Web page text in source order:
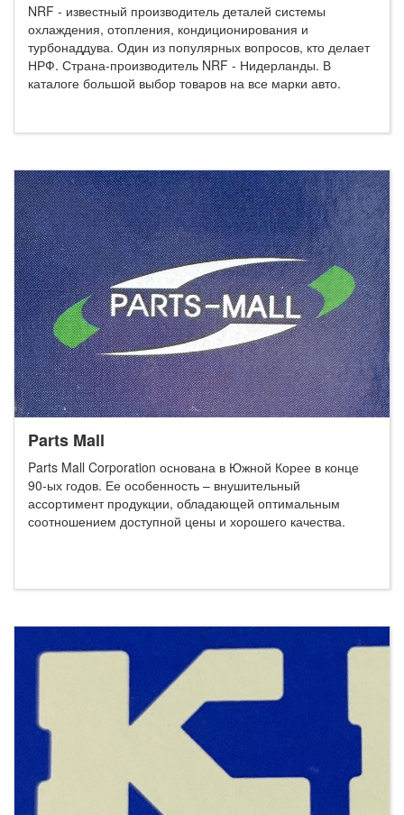
NRF - известный производитель деталей системы
охлаждения, отопления, кондиционирования и
турбонаддува. Один из популярных вопросов, кто делает
НРФ. Страна-производитель NRF - Нидерланды. В
каталоге большой выбор товаров на все марки авто.
Parts Mall
Parts Mall Corporation основана в Южной Корее в конце
90-ых годов. Ее особенность – внушительный
ассортимент продукции, обладающей оптимальным
соотношением доступной цены и хорошего качества.